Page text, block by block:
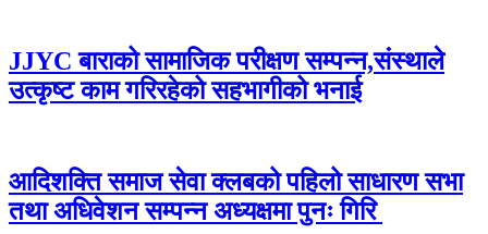
JJYC बाराको सामाजिक परीक्षण सम्पन्न,संस्थाले
उत्कृष्ट काम गरिरहेको सहभागीको भनाई
आदिशक्ति समाज सेवा क्लबको पहिलो साधारण सभा
तथा अधिवेशन सम्पन्न अध्यक्षमा पुनः गिरि